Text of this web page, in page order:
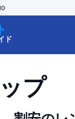
ド
プ